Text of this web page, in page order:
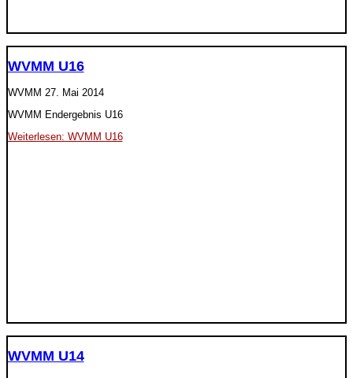
WVMM U16
WVMM 27. Mai 2014
WVMM Endergebnis U16
Weiterlesen: WVMM U16
WVMM U14